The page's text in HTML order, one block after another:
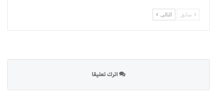
سابق التالى
اترك تعليقا